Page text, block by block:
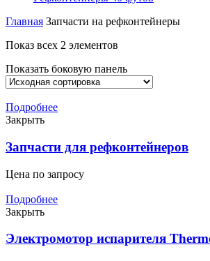
Главная Запчасти на рефконтейнеры
Показ всех 2 элементов
Показать боковую панель
Подробнее
Закрыть
Запчасти для рефконтейнеров
Цена по запросу
Подробнее
Закрыть
Электромотор испарителя